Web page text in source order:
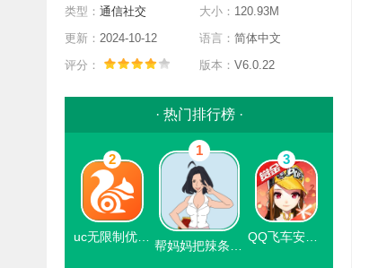
类型： 通信社交 大小： 120.93M
更新： 2024-10-12 语言： 简体中文
评分：
版本： V6.0.22
· 热门排行榜 ·
1
2 3